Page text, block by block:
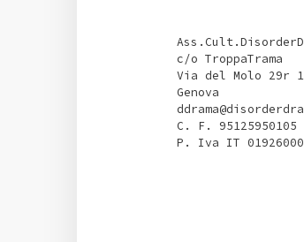
c/o TroppaTrama
Via del Molo 29r
Genova
C. F. 95125950105
P. Iva IT